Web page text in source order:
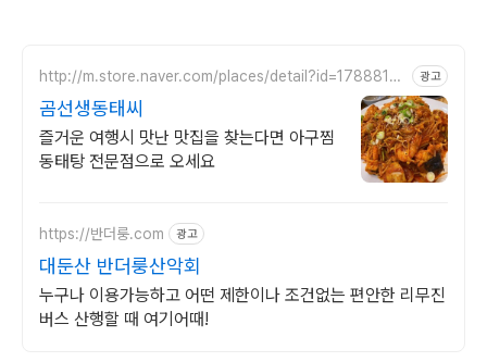
http://m.store.naver.com/places/detail?id=1788814
광고
곰선생동태씨
즐거운 여행시 맛난 맛집을 찾는다면 아구찜
동태탕 전문점으로 오세요
https://반더룽.com 광고
대둔산 반더룽산악회
누구나 이용가능하고 어떤 제한이나 조건없는 편안한 리무진
버스 산행할 때 여기어때!